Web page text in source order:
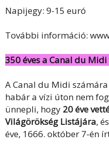
Napijegy: 9-15 euró
További információ:
350 éves a Canal du
A Canal du Midi
habár a vízi úton nem
ünnepli, hogy 20 éve
Világörökség Listájára,
éve, 1666. október 7-én